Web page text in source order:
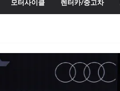
모터사이클 렌터카/중고차